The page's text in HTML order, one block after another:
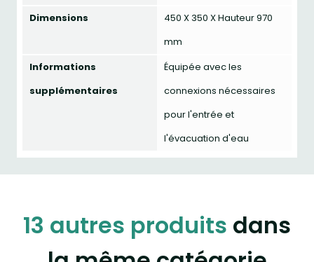
Dimensions
450 X 350 X Hauteur 970
mm
Informations
supplémentaires
Équipée avec les
connexions nécessaires
pour l'entrée et
l'évacuation d'eau
13 autres produits dans